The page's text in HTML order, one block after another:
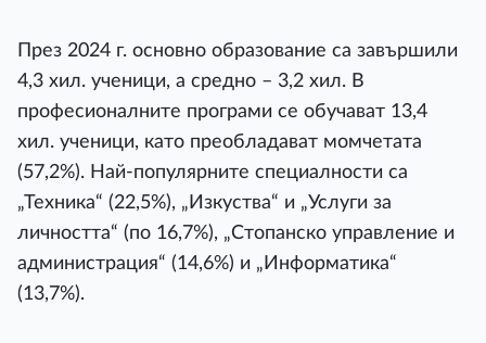
През 2024 г. основно образование са завършили
4,3 хил. ученици, а средно – 3,2 хил. В
професионалните програми се обучават 13,4
хил. ученици, като преобладават момчетата
(57,2%). Най-популярните специалности са
„Техника“ (22,5%), „Изкуства“ и „Услуги за
личността“ (по 16,7%), „Стопанско управление и
администрация“ (14,6%) и „Информатика“
(13,7%).